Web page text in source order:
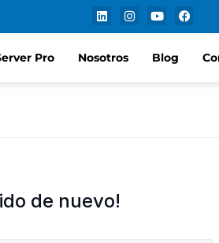
Pro Nosotros Blog
de nuevo!